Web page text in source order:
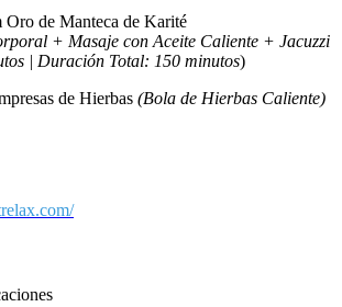
de Manteca de Karité
+ Masaje con Aceite Caliente + Jacuzzi
| Duración Total: 150 minutos)
de Hierbas (Bola de Hierbas Caliente)